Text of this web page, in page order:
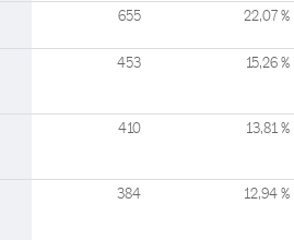
655 22,07 %
453 15,26 %
410 13,81 %
384 12,94 %